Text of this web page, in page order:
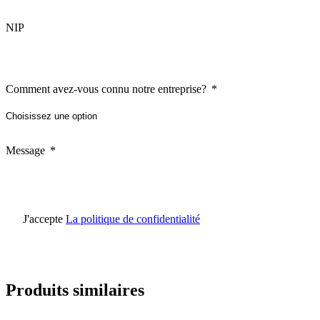
NIP
Comment avez-vous connu notre entreprise?
Message
J'accepte La politique de confidentialité
Produits similaires